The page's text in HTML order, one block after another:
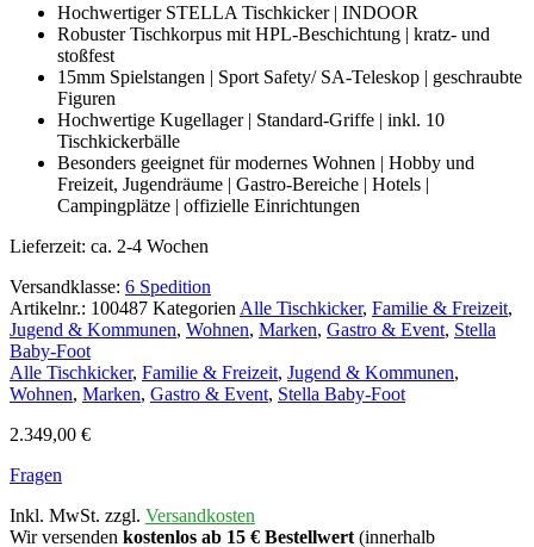
Hochwertiger STELLA Tischkicker | INDOOR
Robuster Tischkorpus mit HPL-Beschichtung | kratz- und
stoßfest
15mm Spielstangen | Sport Safety/ SA-Teleskop | geschraubte
Figuren
Hochwertige Kugellager | Standard-Griffe | inkl. 10
Tischkickerbälle
Besonders geeignet für modernes Wohnen | Hobby und
Freizeit, Jugendräume | Gastro-Bereiche | Hotels |
Campingplätze | offizielle Einrichtungen
Lieferzeit: ca. 2-4 Wochen
Versandklasse: 6 Spedition
Artikelnr.: 100487 Kategorien Alle Tischkicker, Familie & Freizeit,
Jugend & Kommunen, Wohnen, Marken, Gastro & Event, Stella
Baby-Foot
Alle Tischkicker, Familie & Freizeit, Jugend & Kommunen,
Wohnen, Marken, Gastro & Event, Stella Baby-Foot
2.349,00 €
Fragen
Inkl. MwSt. zzgl. Versandkosten
Wir versenden kostenlos ab 15 € Bestellwert (innerhalb